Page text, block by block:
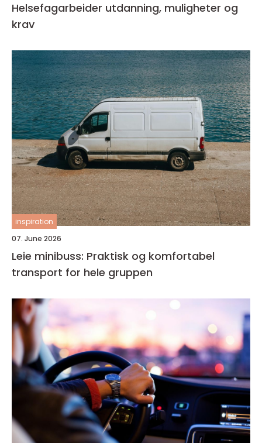
Helsefagarbeider utdanning, muligheter og
krav
inspiration
07. June 2026
Leie minibuss: Praktisk og komfortabel
transport for hele gruppen